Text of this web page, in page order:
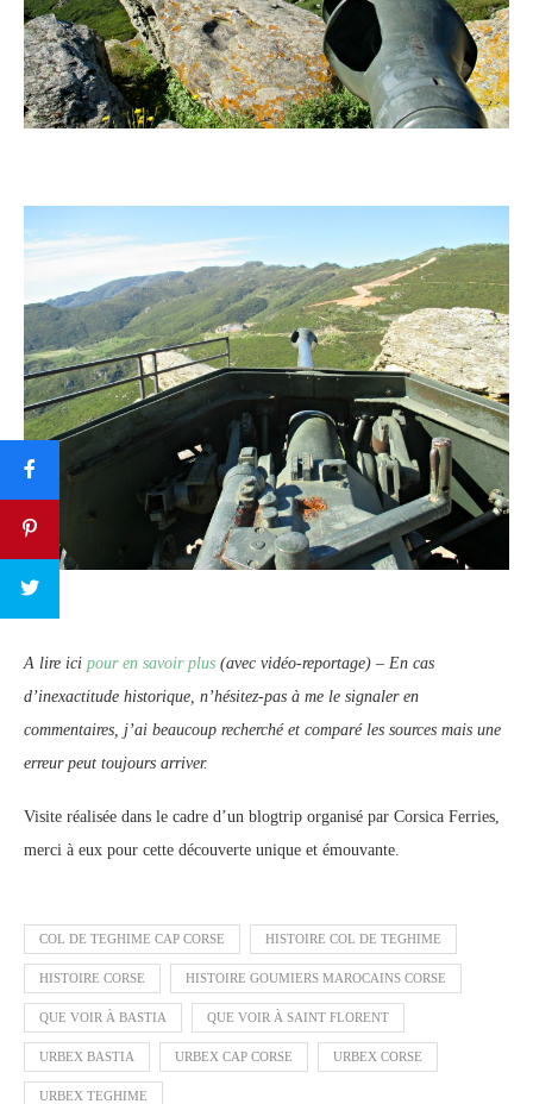
A lire ici pour en savoir plus (avec vidéo-reportage) – En cas
d’inexactitude historique, n’hésitez-pas à me le signaler en
commentaires, j’ai beaucoup recherché et comparé les sources mais une
erreur peut toujours arriver.
Visite réalisée dans le cadre d’un blogtrip organisé par Corsica Ferries,
merci à eux pour cette découverte unique et émouvante.
COL DE TEGHIME CAP CORSE HISTOIRE COL DE TEGHIME
HISTOIRE CORSE HISTOIRE GOUMIERS MAROCAINS CORSE
QUE VOIR À BASTIA QUE VOIR À SAINT FLORENT
URBEX BASTIA URBEX CAP CORSE URBEX CORSE
URBEX TEGHIME